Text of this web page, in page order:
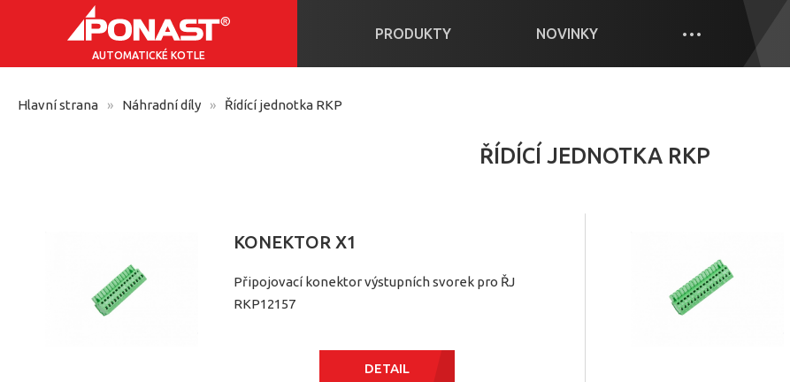
AUTOMATICKÉ KOTLE
PRODUKTY NOVINKY
Hlavní strana Náhradní díly Řídící jednotka RKP
ŘÍDÍCÍ JEDNOTKA RKP
KONEKTOR X1
Připojovací konektor výstupních svorek pro ŘJ
RKP12157
DETAIL